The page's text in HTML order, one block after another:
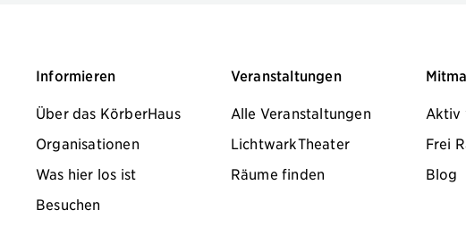
Informieren
Über das KörberHaus
Organisationen
Was hier los ist
Besuchen
Veranstaltungen
Alle Veranstaltungen
LichtwarkTheater
Räume finden
Aktiv
Frei
Blog